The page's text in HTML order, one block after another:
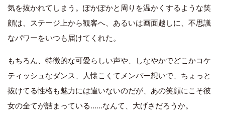
気を抜かれてしまう。ぽかぽかと周りを温かくするような笑
顔は、ステージ上から観客へ、あるいは画面越しに、不思議
なパワーをいつも届けてくれた。
もちろん、特徴的な可愛らしい声や、しなやかでどこかコケ
ティッシュなダンス、人懐こくてメンバー想いで、ちょっと
抜けてる性格も魅力には違いないのだが、あの笑顔にこそ彼
女の全てが詰まっている……なんて、大げさだろうか。